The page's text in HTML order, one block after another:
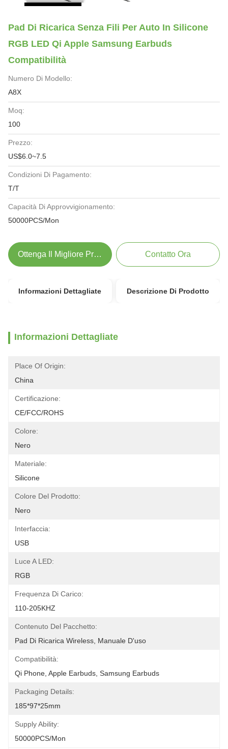
Pad Di Ricarica Senza Fili Per Auto In Silicone
RGB LED Qi Apple Samsung Earbuds
Compatibilità
Numero Di Modello:
A8X
Moq:
100
Prezzo:
US$6.0~7.5
Condizioni Di Pagamento:
T/T
Capacità Di Approvvigionamento:
50000PCS/Mon
Ottenga Il Migliore Prezzo Contatto Ora
Informazioni Dettagliate Descrizione Di Prodotto
Informazioni Dettagliate
Place Of Origin:
China
Certificazione:
CE/FCC/ROHS
Colore:
Nero
Materiale:
Silicone
Colore Del Prodotto:
Nero
Interfaccia:
USB
Luce A LED:
RGB
Frequenza Di Carico:
110-205KHZ
Contenuto Del Pacchetto:
Pad Di Ricarica Wireless, Manuale D'uso
Compatibilità:
Qi Phone, Apple Earbuds, Samsung Earbuds
Packaging Details:
185*97*25mm
Supply Ability:
50000PCS/Mon